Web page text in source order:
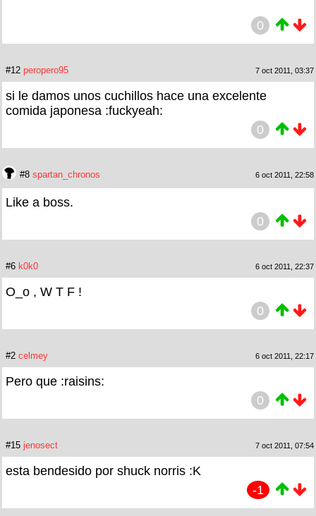
0
#12 peropero95 7 oct 2011, 03:37
si le damos unos cuchillos hace una excelente
comida japonesa :fuckyeah:
0
#8 spartan_chronos 6 oct 2011, 22:58
Like a boss.
0
#6 k0k0 6 oct 2011, 22:37
O_o , W T F !
0
#2 celmey 6 oct 2011, 22:17
Pero que :raisins:
0
#15 jenosect 7 oct 2011, 07:54
esta bendesido por shuck norris :K
-1